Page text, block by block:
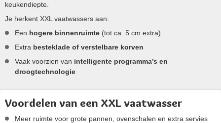
keukendiepte.
Je herkent XXL vaatwassers aan:
Een hogere binnenruimte (tot ca. 5 cm extra)
Extra besteklade of verstelbare korven
Vaak voorzien van intelligente programma’s en
droogtechnologie
Voordelen van een XXL vaatwasser
Meer ruimte voor grote pannen, ovenschalen en extra servies